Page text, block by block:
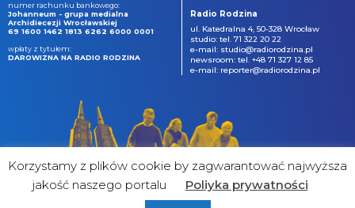
numer rachunku bankowego:
Johanneum - grupa medialna
Archidiecezji Wrocławskiej
69 1600 1462 1813 6262 6000 0001
wpłaty z tytułem:
DAROWIZNA NA RADIO RODZINA
Radio Rodzina
ul. Katedralna 4, 50-328 Wrocław
studio: tel. 71 322 20 22
e-mail: studio@radiorodzina.pl
newsroom: tel. +48 71 327 12 85
e-mail: reporter@radiorodzina.pl
Korzystamy z plików cookie by zagwarantować najwyższa
jakość naszego portalu
Poliyka prywatności